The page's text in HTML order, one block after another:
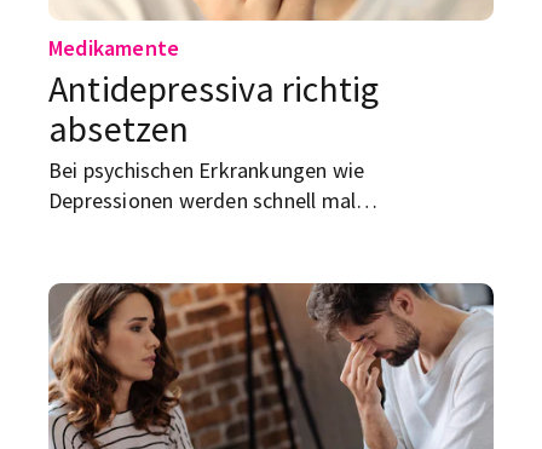
Medikamente
Antidepressiva richtig
absetzen
Bei psychischen Erkrankungen wie
Depressionen werden schnell mal
möchtest?